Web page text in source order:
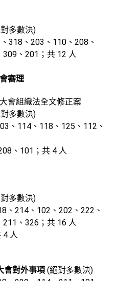
多數決)
318、203、110、208、
、201；共 12 人
審理
會組織法全文修正案
多數決)
、114、118、125、112、
、101；共 4 人
多數決)
、214、102、202、222、
、326；共 16 人
4 人
會對外事項 (絕對多數決)